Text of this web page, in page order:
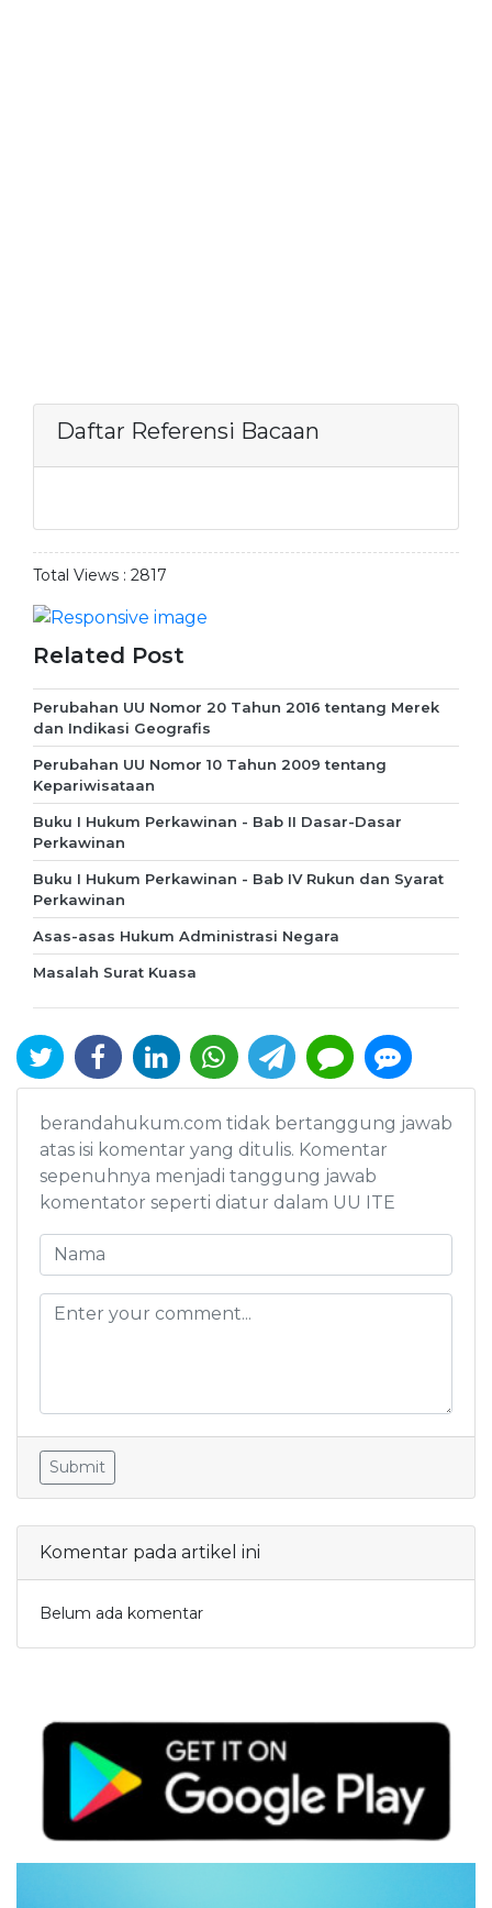
Daftar Referensi Bacaan
Total Views : 2817
Related Post
Perubahan UU Nomor 20 Tahun 2016 tentang Merek
dan Indikasi Geografis
Perubahan UU Nomor 10 Tahun 2009 tentang
Kepariwisataan
Buku I Hukum Perkawinan - Bab II Dasar-Dasar
Perkawinan
Buku I Hukum Perkawinan - Bab IV Rukun dan Syarat
Perkawinan
Asas-asas Hukum Administrasi Negara
Masalah Surat Kuasa
berandahukum.com tidak bertanggung jawab
atas isi komentar yang ditulis. Komentar
sepenuhnya menjadi tanggung jawab
komentator seperti diatur dalam UU ITE
Submit
Komentar pada artikel ini
Belum ada komentar